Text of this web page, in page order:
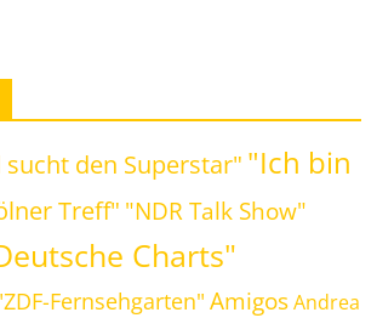
den Superstar" "Ich bin
Treff" "NDR Talk Show"
Charts"
Fernsehgarten" Amigos Andrea